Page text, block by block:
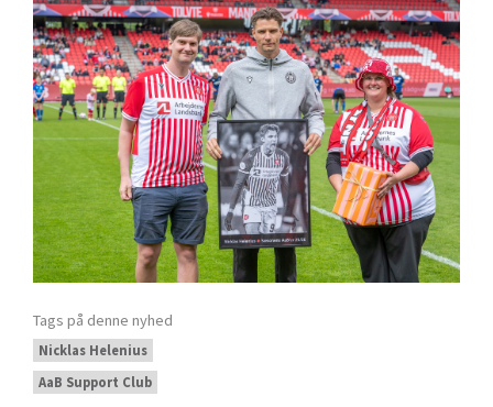
Tags på denne nyhed
Nicklas Helenius
AaB Support Club